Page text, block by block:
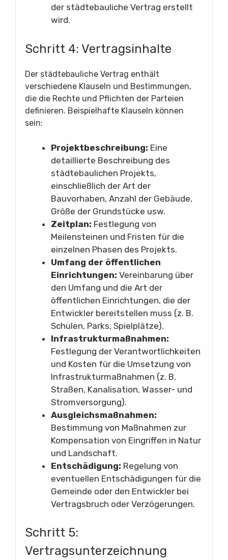
der städtebauliche Vertrag erstellt
wird.
Schritt 4: Vertragsinhalte
Der städtebauliche Vertrag enthält
verschiedene Klauseln und Bestimmungen,
die die Rechte und Pflichten der Parteien
definieren. Beispielhafte Klauseln können
sein:
Projektbeschreibung: Eine
detaillierte Beschreibung des
städtebaulichen Projekts,
einschließlich der Art der
Bauvorhaben, Anzahl der Gebäude,
Größe der Grundstücke usw.
Zeitplan: Festlegung von
Meilensteinen und Fristen für die
einzelnen Phasen des Projekts.
Umfang der öffentlichen
Einrichtungen: Vereinbarung über
den Umfang und die Art der
öffentlichen Einrichtungen, die der
Entwickler bereitstellen muss (z. B.
Schulen, Parks, Spielplätze).
Infrastrukturmaßnahmen:
Festlegung der Verantwortlichkeiten
und Kosten für die Umsetzung von
Infrastrukturmaßnahmen (z. B.
Straßen, Kanalisation, Wasser- und
Stromversorgung).
Ausgleichsmaßnahmen:
Bestimmung von Maßnahmen zur
Kompensation von Eingriffen in Natur
und Landschaft.
Entschädigung: Regelung von
eventuellen Entschädigungen für die
Gemeinde oder den Entwickler bei
Vertragsbruch oder Verzögerungen.
Schritt 5:
Vertragsunterzeichnung